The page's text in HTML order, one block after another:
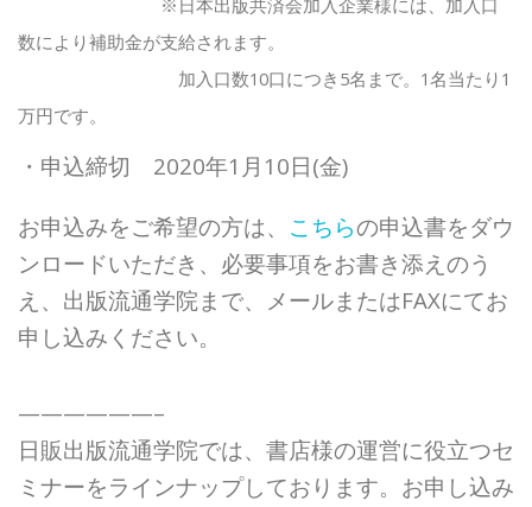
※日本出版共済会加入企業様には、加入口
数により補助金が支給されます。
加入口数10口につき5名まで。1名当たり1
万円です。
・申込締切 2020年1月10日(金)
お申込みをご希望の方は、 こちらの申込書をダウ
ンロードいただき、必要事項をお書き添えのう
え、出版流通学院まで、メールまたはFAXにてお
申し込みください。
——————–
日販出版流通学院では、書店様の運営に役立つセ
ミナーをラインナップしております。お申し込み